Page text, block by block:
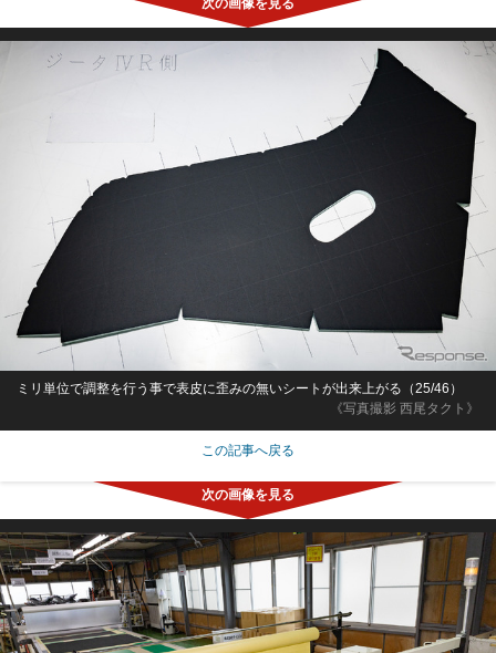
《写真撮影 西尾タクト》
ミリ単位で調整を行う事で表皮に歪みの無いシートが出来上がる（25/46）
この記事へ戻る